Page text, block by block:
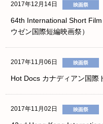
2017年12月14日
64th International Short
ウゼン国際短編映画祭）
2017年11月06日
Hot Docs カナディアン国際
2017年11月02日